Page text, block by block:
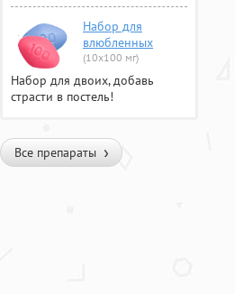
Набор для
влюбленных
(10х100 мг)
Набор для двоих, добавь
страсти в постель!
Все препараты